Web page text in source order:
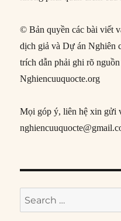
© Bản quyền các bài viết
dịch giả và Dự án Nghiên
trích dẫn phải ghi rõ
Nghiencuuquocte.org
Mọi góp ý, liên hệ xin gửi
Search
for: